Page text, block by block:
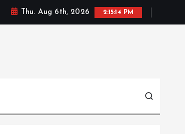
Thu. Aug 6th, 2026 2:15:15 PM